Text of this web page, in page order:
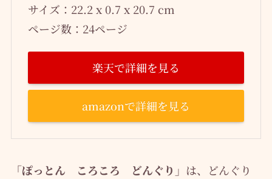
サイズ：22.2 x 0.7 x 20.7 cm
ページ数：24ページ
楽天で詳細を見る
amazonで詳細を見る
「ぽっとん ころころ どんぐり」 は、どんぐり